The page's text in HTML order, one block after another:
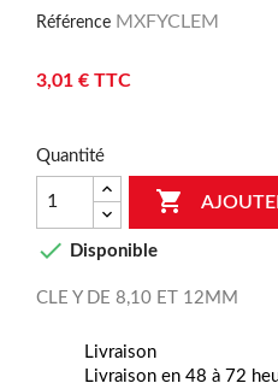
Référence MXFYCLEM
3,01 € TTC
Quantité


Disponible
CLE Y DE 8,10 ET 12MM
Livraison
Livraison en 48 à 72